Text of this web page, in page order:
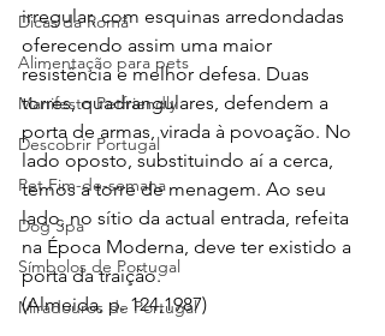
Dicas da Romã
Alimentação para pets
Manifesto Petfriendly
Descobrir Portugal
Pet Fim-de-semana
Dog Spa
Símbolos de Portugal
Miradouros de Portugal
irregular, com esquinas arredondadas
oferecendo assim uma maior
resistência e melhor defesa. Duas
torres, quadrangulares, defendem a
porta de armas, virada à povoação. No
lado oposto, substitu­indo aí a cerca,
temos a torre de menagem. Ao seu
lado, no sítio da actual entrada, refeita
na Época Moderna, deve ter existido a
porta da traição.
(Almeida, p. 124,1987)